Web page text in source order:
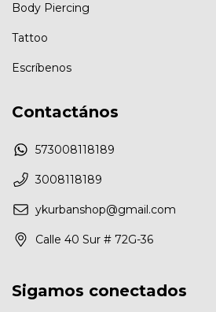
Body Piercing
Tattoo
Escríbenos
Contactános
573008118189
3008118189
ykurbanshop@gmail.com
Calle 40 Sur # 72G-36
Sigamos conectados